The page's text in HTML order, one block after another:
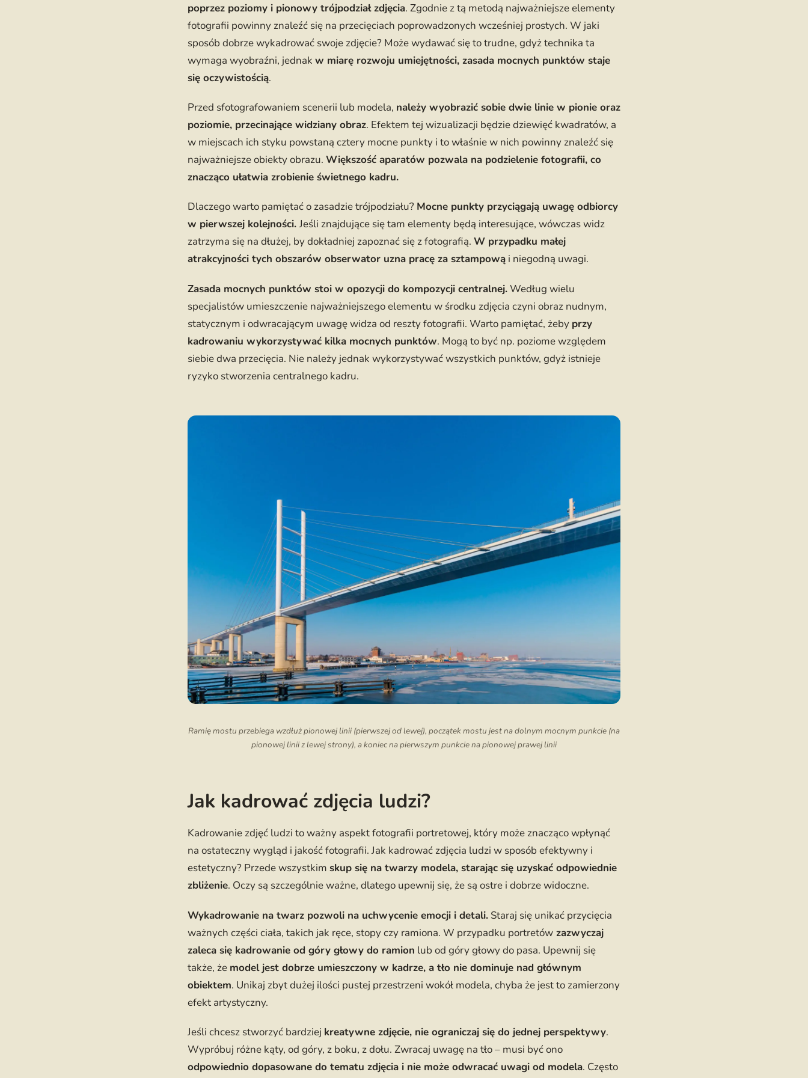
poprzez poziomy i pionowy trójpodział zdjęcia. Zgodnie z tą metodą najważniejsze elementy
fotografii powinny znaleźć się na przecięciach poprowadzonych wcześniej prostych. W jaki
sposób dobrze wykadrować swoje zdjęcie? Może wydawać się to trudne, gdyż technika ta
wymaga wyobraźni, jednak w miarę rozwoju umiejętności, zasada mocnych punktów staje
się oczywistością.
Przed sfotografowaniem scenerii lub modela, należy wyobrazić sobie dwie linie w pionie oraz
poziomie, przecinające widziany obraz. Efektem tej wizualizacji będzie dziewięć kwadratów, a
w miejscach ich styku powstaną cztery mocne punkty i to właśnie w nich powinny znaleźć się
najważniejsze obiekty obrazu. Większość aparatów pozwala na podzielenie fotografii, co
znacząco ułatwia zrobienie świetnego kadru.
Dlaczego warto pamiętać o zasadzie trójpodziału? Mocne punkty przyciągają uwagę odbiorcy
w pierwszej kolejności. Jeśli znajdujące się tam elementy będą interesujące, wówczas widz
zatrzyma się na dłużej, by dokładniej zapoznać się z fotografią. W przypadku małej
atrakcyjności tych obszarów obserwator uzna pracę za sztampową i niegodną uwagi.
Zasada mocnych punktów stoi w opozycji do kompozycji centralnej.Według wielu
specjalistów umieszczenie najważniejszego elementu w środku zdjęcia czyni obraz nudnym,
statycznym i odwracającym uwagę widza od reszty fotografii. Warto pamiętać, żeby przy
kadrowaniu wykorzystywać kilka mocnych punktów. Mogą to być np. poziome względem
siebie dwa przecięcia. Nie należy jednak wykorzystywać wszystkich punktów, gdyż istnieje
ryzyko stworzenia centralnego kadru.
Ramię mostu przebiega wzdłuż pionowej linii (pierwszej od lewej), początek mostu jest na dolnym mocnym punkcie (na
pionowej linii z lewej strony), a koniec na pierwszym punkcie na pionowej prawej linii
Jak kadrować zdjęcia ludzi?
Kadrowanie zdjęć ludzi to ważny aspekt fotografii portretowej, który może znacząco wpłynąć
na ostateczny wygląd i jakość fotografii. Jak kadrować zdjęcia ludzi w sposób efektywny i
estetyczny? Przede wszystkim skup się na twarzy modela, starając się uzyskać odpowiednie
zbliżenie. Oczy są szczególnie ważne, dlatego upewnij się, że są ostre i dobrze widoczne.
Wykadrowanie na twarz pozwoli na uchwycenie emocji i detali. Staraj się unikać przycięcia
ważnych części ciała, takich jak ręce, stopy czy ramiona. W przypadku portretów zazwyczaj
zaleca się kadrowanie od góry głowy do ramion lub od góry głowy do pasa. Upewnij się
także, że model jest dobrze umieszczony w kadrze, a tło nie dominuje nad głównym
obiektem. Unikaj zbyt dużej ilości pustej przestrzeni wokół modela, chyba że jest to zamierzony
efekt artystyczny.
Jeśli chcesz stworzyć bardziej kreatywne zdjęcie, nie ograniczaj się do jednej perspektywy.
Wypróbuj różne kąty, od góry, z boku, z dołu. Zwracaj uwagę na tło – musi być ono
odpowiednio dopasowane do tematu zdjęcia i nie może odwracać uwagi od modela. Często